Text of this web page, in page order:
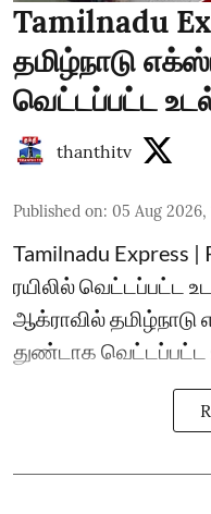
Tamilnadu
தமிழ்நாடு
வெட்டப்பட்ட
thanthitv
Published on: 05 Aug 2026,
Tamilnadu Express |
ரயிலில் வெட்டப்பட்ட
ஆக்ராவில் தமிழ்நாடு
துண்டாக வெட்டப்பட்ட